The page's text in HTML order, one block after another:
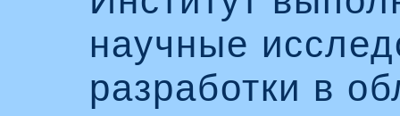
научные
разработки в